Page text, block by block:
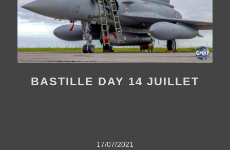
BASTILLE DAY 14 JUILLET
17/07/2021